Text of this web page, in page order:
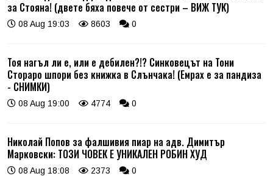
за Стояна! (двете бяха повече от сестри – ВИЖ ТУК)
08 Aug 19:03 8603 0
Тоя нагъл ли е, или е дебилен?!? Синковецът на Тони
Стораро шпори без книжка в Слънчака! (Емрах е за пандиза
- СНИМКИ)
08 Aug 19:00 4774 0
Николай Попов за фалшивия пиар на адв. Димитър
Марковски: ТОЗИ ЧОВЕК Е УНИКАЛЕН РОБИН ХУД
08 Aug 18:08 2373 0